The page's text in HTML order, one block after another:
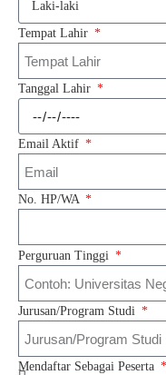
Tempat Lahir
Tanggal Lahir
Email Aktif
No. HP/WA
Perguruan Tinggi
Jurusan/Program Studi
Mendaftar Sebagai Peserta